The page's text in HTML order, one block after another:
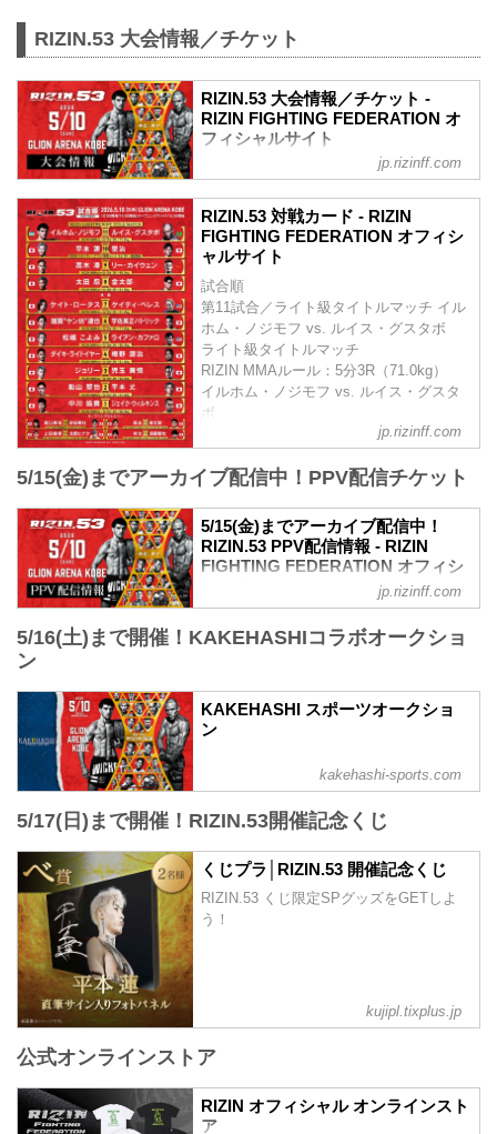
RIZIN.53 大会情報／チケット
RIZIN.53 大会情報／チケット -
RIZIN FIGHTING FEDERATION オ
フィシャルサイト
【Trailer】RIZIN.53 | イルホム・ノジモフ
vs. ルイス・グスタボ
youtu.be
開催日時
2026年5月10日（日）12:00開場／14:00開
始
※オープニングファイトは11:30開始予定
終了予定時間
20:00〜21:00頃
予定時間が前後することがありますので
会場
GLION ARENA KOBE
阪急「神戸三宮駅」：徒歩 約18分
阪神「神戸三宮駅」：徒歩 約1...
jp.rizinff.com
RIZIN.53 対戦カード - RIZIN
FIGHTING FEDERATION オフィシ
ャルサイト
試合順
第11試合／ライト級タイトルマッチ イル
ホム・ノジモフ vs. ルイス・グスタボ
ライト級タイトルマッチ
RIZIN MMAルール：5分3R（71.0kg）
イルホム・ノジモフ vs. ルイス・グスタ
ボ
3分 3R（無差別級）
平本蓮 vs. 皇治
第9試合／高木凌 vs. リー・カイウェン
RIZIN MMAルール：5分3R（66.0kg）
jp.rizinff.com
5/15(金)までアーカイブ配信中！PPV配信チケット
5/15(金)までアーカイブ配信中！
RIZIN.53 PPV配信情報 - RIZIN
FIGHTING FEDERATION オフィシ
（金）12時よりRIZIN 100 CLUB、RIZIN
売開始）
お得なPPV前売りチケットは、大会前日
の5月9日（土）23:59まで販売！
が実況・解説ありで試合を見たい方は是
全試合リアルタイムで視聴しよう！
PPV販売スケジュール一覧
配信日時 料金 配信媒体 アー...
jp.rizinff.com
5/16(土)まで開催！KAKEHASHIコラボオークショ
ン
KAKEHASHI スポーツオークショ
ン
kakehashi-sports.com
5/17(日)まで開催！RIZIN.53開催記念くじ
くじプラ│RIZIN.53 開催記念くじ
RIZIN.53 くじ限定SPグッズをGETしよ
う！
kujipl.tixplus.jp
公式オンラインストア
RIZIN オフィシャル オンラインスト
ア